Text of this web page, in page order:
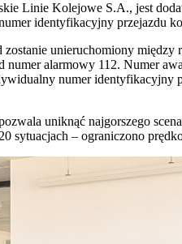
Linie Kolejowe S.A., jest
identyfikacyjny przejazdu
unieruchomiony
alarmowy 112. Numer
numer
uniknąć najgorszego
– ograniczono